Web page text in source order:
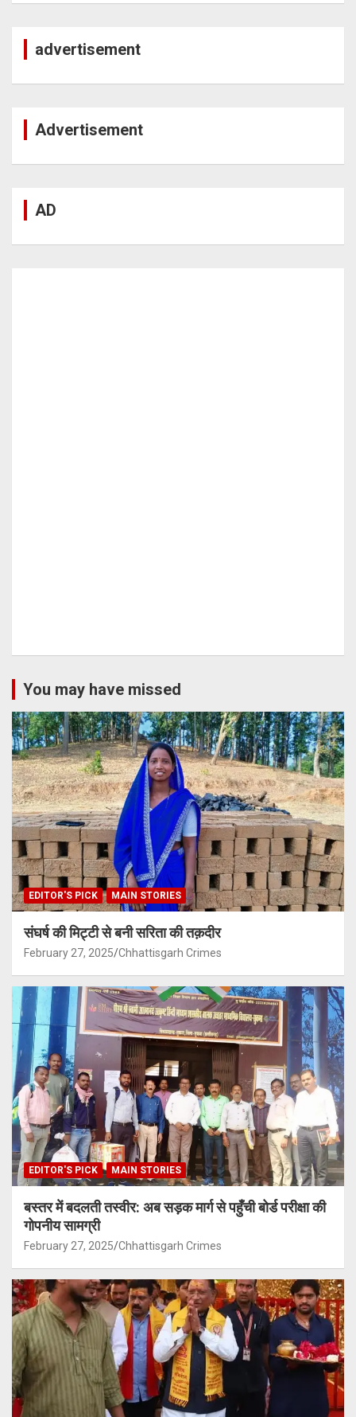
advertisement
Advertisement
AD
You may have missed
EDITOR'S PICK MAIN STORIES
संघर्ष की मिट्टी से बनी सरिता की तक़दीर
February 27, 2025 Chhattisgarh Crimes
EDITOR'S PICK MAIN STORIES
बस्तर में बदलती तस्वीर: अब सड़क मार्ग से पहुँची बोर्ड परीक्षा की
गोपनीय सामग्री
February 27, 2025 Chhattisgarh Crimes